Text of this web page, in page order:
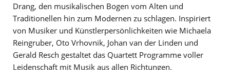
Drang, den musikalischen Bogen vom Alten und
Traditionellen hin zum Modernen zu schlagen. Inspiriert
von Musiker und Künstlerpersönlichkeiten wie Michaela
Reingruber, Oto Vrhovnik, Johan van der Linden und
Gerald Resch gestaltet das Quartett Programme voller
Leidenschaft mit Musik aus allen Richtungen.